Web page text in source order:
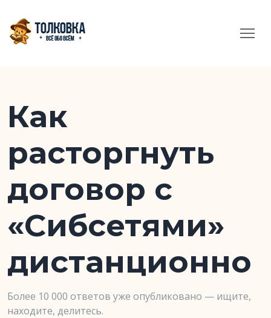
Как
расторгнуть
договор с
«Сибсетями»
дистанционно
Более 10 000 ответов уже опубликовано — ищите,
находите, делитесь.